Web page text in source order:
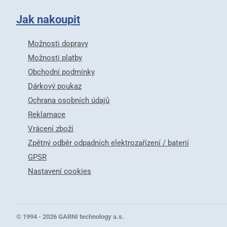
Jak nakoupit
Možnosti dopravy
Možnosti platby
Obchodní podmínky
Dárkový poukaz
Ochrana osobních údajů
Reklamace
Vrácení zboží
Zpětný odběr odpadních elektrozařízení / baterií
GPSR
Nastavení cookies
© 1994 - 2026 GARNI technology a.s.